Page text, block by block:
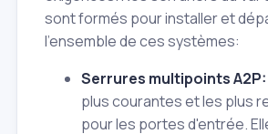
sont formés pour installer et
l'ensemble de ces systèmes:
Serrures multipoints A2P:
plus courantes et les plus
pour les portes d'entrée.